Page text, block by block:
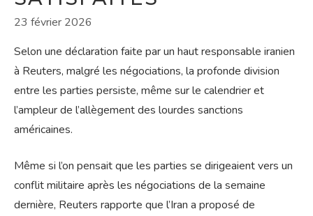
23 février 2026
Selon une déclaration faite par un haut responsable iranien
à Reuters, malgré les négociations, la profonde division
entre les parties persiste, même sur le calendrier et
l’ampleur de l’allègement des lourdes sanctions
américaines.
Même si l’on pensait que les parties se dirigeaient vers un
conflit militaire après les négociations de la semaine
dernière, Reuters rapporte que l’Iran a proposé de